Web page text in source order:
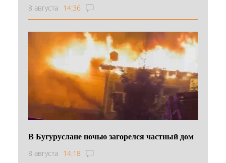
8 августа 14:36
В Бугуруслане ночью загорелся частный дом
8 августа 14:18